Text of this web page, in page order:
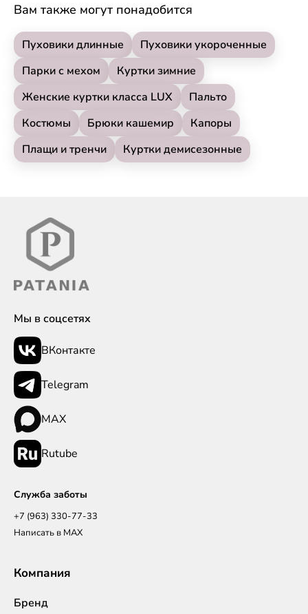
Вам также могут понадобится
Пуховики длинные
Пуховики укороченные
Парки с мехом
Куртки зимние
Женские куртки класса LUX
Пальто
Костюмы
Брюки кашемир
Капоры
Плащи и тренчи
Куртки демисезонные
Мы в соцсетях
ВКонтакте
Telegram
MAX
Rutube
Служба заботы
+7 (963) 330-77-33
Написать в MAX
Компания
Бренд